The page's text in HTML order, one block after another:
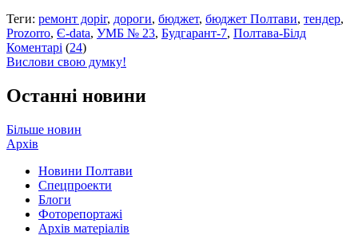
Теги: ремонт доріг, дороги, бюджет, бюджет Полтави, тендер,
Prozorro, Є-data, УМБ № 23, Будгарант-7, Полтава-Білд
Коментарі (24)
Вислови свою думку!
Останні новини
Більше новин
Архів
Новини Полтави
Спецпроекти
Блоги
Фоторепортажі
Архів матеріалів